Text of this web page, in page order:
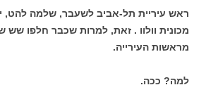
ראש עיריית תל-אביב לשעבר, שלמה להט,
מכונית וולוו . זאת, למרות שכבר חלפו שש
מראשות העירייה.
למה? ככה.